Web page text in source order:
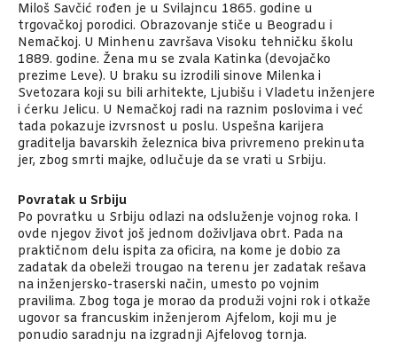
Miloš Savčić rođen je u Svilajncu 1865. godine u
trgovačkoj porodici. Obrazovanje stiče u Beogradu i
Nemačkoj. U Minhenu završava Visoku tehničku školu
1889. godine. Žena mu se zvala Katinka (devojačko
prezime Leve). U braku su izrodili sinove Milenka i
Svetozara koji su bili arhitekte, Ljubišu i Vladetu inženjere
i ćerku Jelicu. U Nemačkoj radi na raznim poslovima i već
tada pokazuje izvrsnost u poslu. Uspešna karijera
graditelja bavarskih železnica biva privremeno prekinuta
jer, zbog smrti majke, odlučuje da se vrati u Srbiju.
Povratak u Srbiju
Po povratku u Srbiju odlazi na odsluženje vojnog roka. I
ovde njegov život još jednom doživljava obrt. Pada na
praktičnom delu ispita za oficira, na kome je dobio za
zadatak da obeleži trougao na terenu jer zadatak rešava
na inženjersko-traserski način, umesto po vojnim
pravilima. Zbog toga je morao da produži vojni rok i otkaže
ugovor sa francuskim inženjerom Ajfelom, koji mu je
ponudio saradnju na izgradnji Ajfelovog tornja.